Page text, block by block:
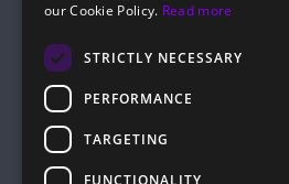
Правила оплаты кредитной
Условия обслуживания
Политика
конфеденциальности
hello@roiads.co
our Cookie Policy. Read more
STRICTLY NECESSARY
PERFORMANCE
TARGETING
FUNCTIONALITY